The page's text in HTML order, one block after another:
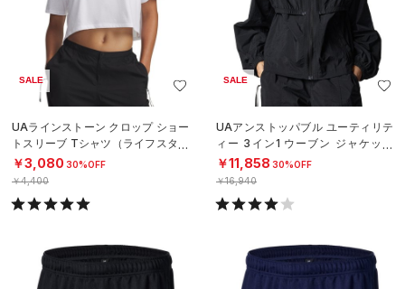
SALE
UAラインストーン クロップ ショー
トスリーブ Tシャツ（ライフスタイ
ル/WOMEN）
￥3,080 30%OFF
￥4,400
SALE
UAアンストッパブル ユーティリテ
ィー 3イン1 ウーブン ジャケット
（ライフスタイル/WOMEN）
￥11,858 30%OFF
￥16,940